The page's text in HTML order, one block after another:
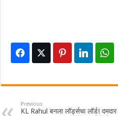
Previous
KL Rahul बनला‌ लॉर्ड्सचा लॉर्ड! दमदार